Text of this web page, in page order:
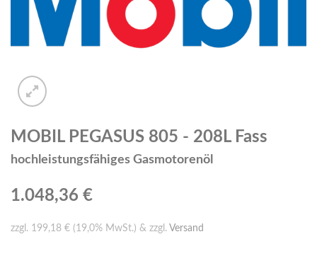
MOBIL PEGASUS 805 - 208L Fass
hochleistungsfähiges Gasmotorenöl
1.048,36 €
zzgl. 199,18 € (19,0% MwSt.) & zzgl. Versand